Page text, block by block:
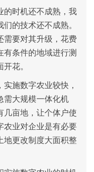
的时机还不成熟，我
的技术还不成熟。
需要对其升级，花费
有条件的地域进行测
花。
施数字农业较快，
需大规模一体化机
几亩地，让个体户使
农业对企业是有必要
地更改制度大面积整